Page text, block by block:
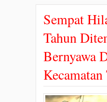
Sempat
Tahun
Bernyawa